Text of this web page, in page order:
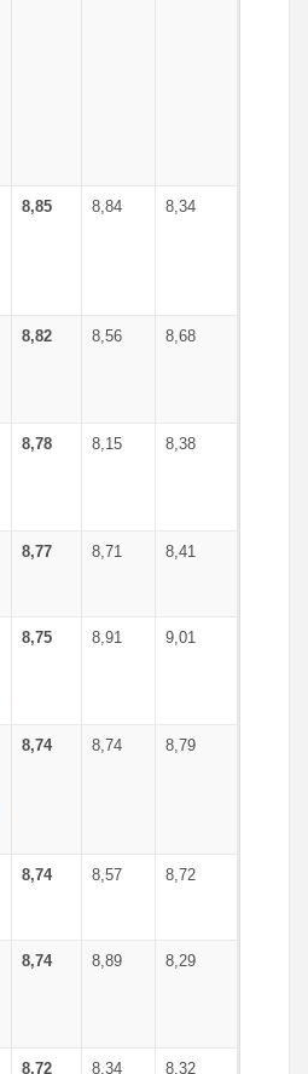
8,85 8,84 8,34
8,82 8,56 8,68
8,78 8,15 8,38
8,77 8,71 8,41
8,75 8,91 9,01
8,74 8,74 8,79
8,74 8,57 8,72
8,74 8,89 8,29
8,72 8,34 8,32